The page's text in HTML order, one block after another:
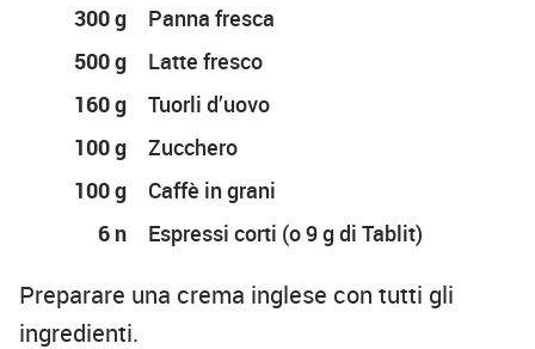
300 g
Panna fresca
500 g
Latte fresco
160 g
Tuorli d’uovo
100 g
Zucchero
100 g
Caffè in grani
6 n
Espressi corti (o 9 g di Tablit)
Preparare una crema inglese con tutti gli
ingredienti.